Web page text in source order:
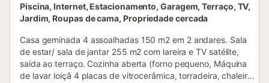
Piscina, Internet, Estacionamento, Garagem, Terraço, TV,
Jardim, Roupas de cama, Propriedade cercada
Casa geminada 4 assoalhadas 150 m2 em 2 andares. Sala
de estar/ sala de jantar 255 m2 com lareira e TV satélite,
saída ao terraço. Cozinha aberta (forno pequeno, Máquina
de lavar loiçã 4 placas de vitrocerâmica, torradeira, chaleira,